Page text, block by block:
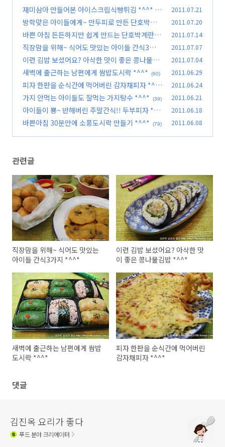
재미삼아 만들어본 아이스크림식빵튀김 *^^*
(6
7)
2011.07.21
방학맞은 아이들에게~ 만두피로 만든 단호박치
즈스틱 *^^*
(57)
2011.07.20
바쁜 아침 든든하지만 쉽게 만드는 단호박계란찜
*^^* (32)
2011.07.14
직장맘을 위해~ 식어도 맛있는 아이들 간식3가지
*^^*
(59)
2011.07.07
이런 김밥 보셨어요? 아삭한 맛이 좋은 콩나물김
밥 *^^* (73)
2011.07.04
새벽에 출근하는 남편에게 쌈밥도시락 *^^* (60) 2011.06.29
피자 한판을 순식간에 먹어버린 감자채피자 *^^
*
(83)
2011.06.24
가지 안먹는 아이들도 잘먹는 가지탕수 *^^* (39) 2011.06.21
아이들이 뿅~ 반해버린 주말간식!! 두부피자 *^^
*
(42)
2011.06.18
바쁜아침 30분만에 소풍도시락 만들기 *^^* (79) 2011.06.08
관련글
직장맘을 위해~ 식어도 맛있는
아이들 간식3가지 *^^*
이런 김밥 보셨어요? 아삭한 맛
이 좋은 콩나물김밥 *^^*
새벽에 출근하는 남편에게 쌈밥
도시락 *^^*
피자 한판을 순식간에 먹어버린
감자채피자 *^^*
댓글
김진옥 요리가 좋다
푸드분야 크리에이터